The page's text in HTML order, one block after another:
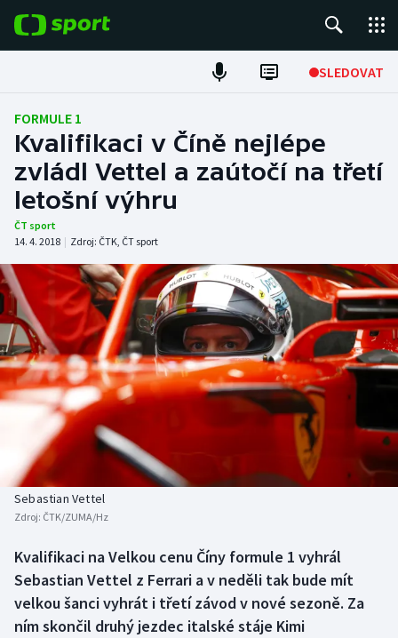
SLEDOVAT
Fotbal
Hokej
Tenis
Atletika
Cyklistika
DALŠÍ SPORTY
Americký fotbal
Baseball a softbal
Basketbal
Biatlon
Box
Curling
NEPŘEHLÉDNĚTE
Soutěže
Historické návraty
Aplikace ČT sport
FORMULE 1
Kvalifikaci v Číně nejlépe
zvládl Vettel a zaútočí na třetí
letošní výhru
ČT sport
14. 4. 2018 | Zdroj: ČTK, ČT sport
Sebastian Vettel
Zdroj: ČTK/ZUMA/Hz
Kvalifikaci na Velkou cenu Číny formule 1 vyhrál
Sebastian Vettel z Ferrari a v neděli tak bude mít
velkou šanci vyhrát i třetí závod v nové sezoně. Za
ním skončil druhý jezdec italské stáje Kimi